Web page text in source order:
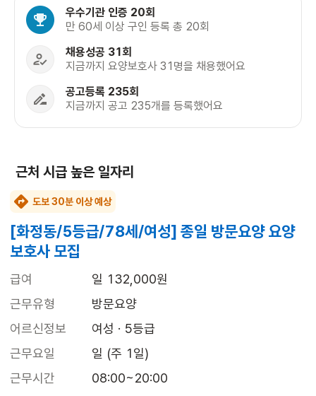
우수기관 인증 20회
만 60세 이상 구인 등록 총 20회
채용성공 31회
지금까지 요양보호사 31명을 채용했어요
공고등록 235회
지금까지 공고 235개를 등록했어요
근처 시급 높은 일자리
도보 30분 이상 예상
[화정동/5등급/78세/여성] 종일 방문요양 요양
보호사 모집
급여
일 132,000원
근무유형
방문요양
어르신정보
여성 · 5등급
근무요일
일 (주 1일)
근무시간
08:00~20:00